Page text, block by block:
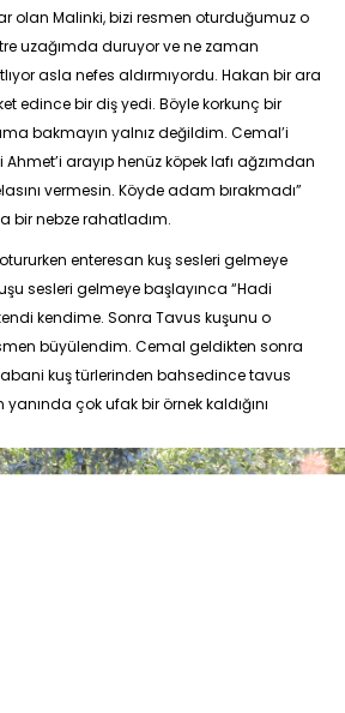
olan Malinki, bizi resmen oturduğumuz o
uzağımda duruyor ve ne zaman
asla nefes aldırmıyordu. Hakan bir ara
edince bir diş yedi. Böyle korkunç bir
bakmayın yalnız değildim. Cemal’i
arayıp henüz köpek lafı ağzımdan
vermesin. Köyde adam bırakmadı”
bir nebze rahatladım.
enteresan kuş sesleri gelmeye
sesleri gelmeye başlayınca “Hadi
kendime. Sonra Tavus kuşunu o
büyülendim. Cemal geldikten sonra
kuş türlerinden bahsedince tavus
çok ufak bir örnek kaldığını